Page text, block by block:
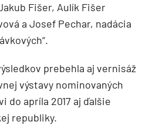
Fišer, Aulík Fišer
a Josef Pechar, nadácia
prebehla aj vernisáž
výstavy nominovaných
do apríla 2017 aj ďalšie
republiky.